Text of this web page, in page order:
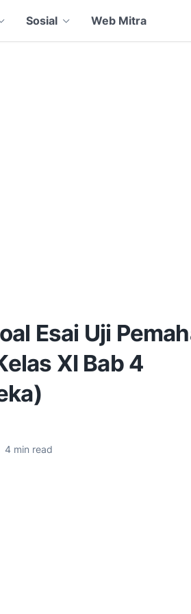
Sosial Web Mitra
Esai Uji
XI Bab 4
4 min read